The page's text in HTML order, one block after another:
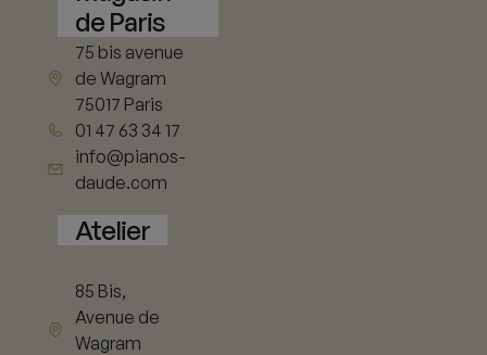
de Paris
75 bis avenue
de Wagram
75017 Paris
01 47 63 34 17
info@pianos-
daude.com
Atelier
85 Bis,
Avenue de
Wagram